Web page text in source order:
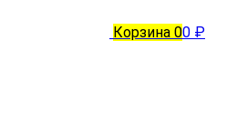
Корзина 00 ₽